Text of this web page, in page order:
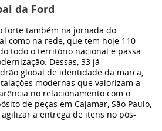
Post
melhores-3
nov2
da Ford
forte também na jornada do
como na rede, que tem hoje 110
todo o território nacional e passa
Dessas, 33 já
global de identidade da marca,
modernas que valorizam a
no relacionamento com o
de peças em Cajamar, São Paulo,
a entrega de itens no pós-